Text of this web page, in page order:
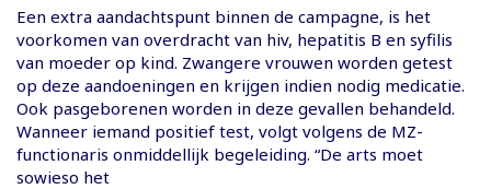
Een extra aandachtspunt binnen de campagne, is het
voorkomen van overdracht van hiv, hepatitis B en syfilis
van moeder op kind. Zwangere vrouwen worden getest
op deze aandoeningen en krijgen indien nodig medicatie.
Ook pasgeborenen worden in deze gevallen behandeld.
Wanneer iemand positief test, volgt volgens de MZ-
functionaris onmiddellijk begeleiding. “De arts moet
sowieso het